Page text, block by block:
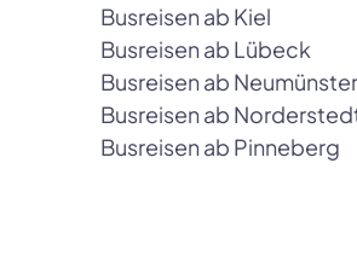
Busreisen ab Kiel
Busreisen ab Lübeck
Busreisen ab Neumünster
Busreisen ab
Busreisen ab Pinneberg